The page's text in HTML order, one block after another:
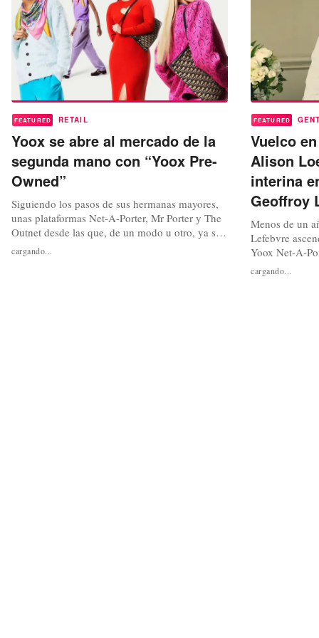
FEATURED RETAIL
Yoox se abre al mercado de la
segunda mano con “Yoox Pre-
Owned”
Siguiendo los pasos de sus hermanas mayores,
unas plataformas Net-A-Porter, Mr Porter y The
Outnet desde las que, de un modo u otro, ya se
ha introducido la moda de segunda mano, el
marketplace Yoox, la cuarta y restante
cargando...
FEATURED
Vuelco
Alison
interina
Geoffroy
Menos de un
Lefebvre
Yoox Net-A-
player digital
integrado por
cargando...